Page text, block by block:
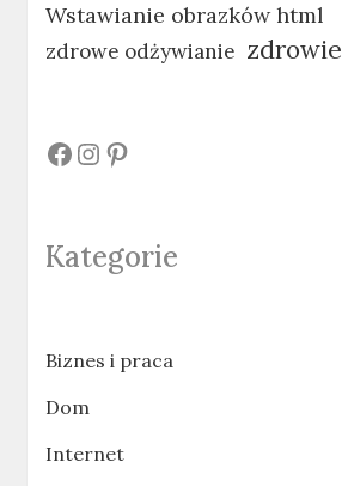
Wstawianie obrazków html
zdrowe odżywianie zdrowie
# # #
Kategorie
Biznes i praca
Dom
Internet